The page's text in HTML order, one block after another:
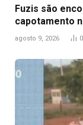
Fuzis são
capotamento
agosto 9, 2026 0